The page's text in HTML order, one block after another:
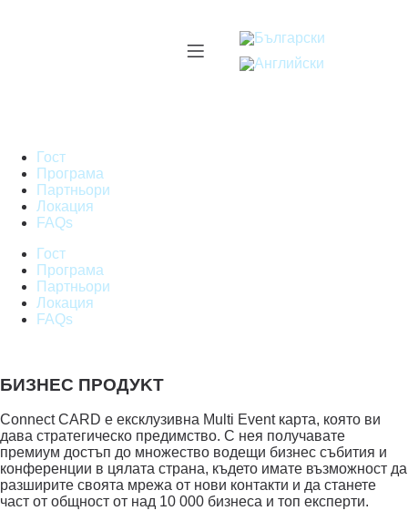
Гост
Програма
Партньори
Локация
FAQs
Гост
Програма
Партньори
Локация
FAQs
БИЗНЕС ПРОДУKT
Connect CARD е ексклузивна Multi Event карта, която ви
дава стратегическо предимство. С нея получавате
премиум достъп до множество водещи бизнес събития и
конференции в цялата страна, където имате възможност да
разширите своята мрежа от нови контакти и да станете
част от общност от над 10 000 бизнеса и топ експерти.